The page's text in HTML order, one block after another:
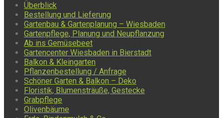
Überblick
Bestellung und Lieferung
Gartenbau & Gartenplanung – Wiesbaden
Gartenpflege, Planung und Neupflanzung
Ab ins Gemüsebeet
Gartencenter Wiesbaden in Bierstadt
Balkon & Kleingarten
Pflanzenbestellung / Anfrage
Schöner Garten & Balkon – Deko
Floristik, Blumensträuße, Gestecke
Grabpflege
Olivenbäume